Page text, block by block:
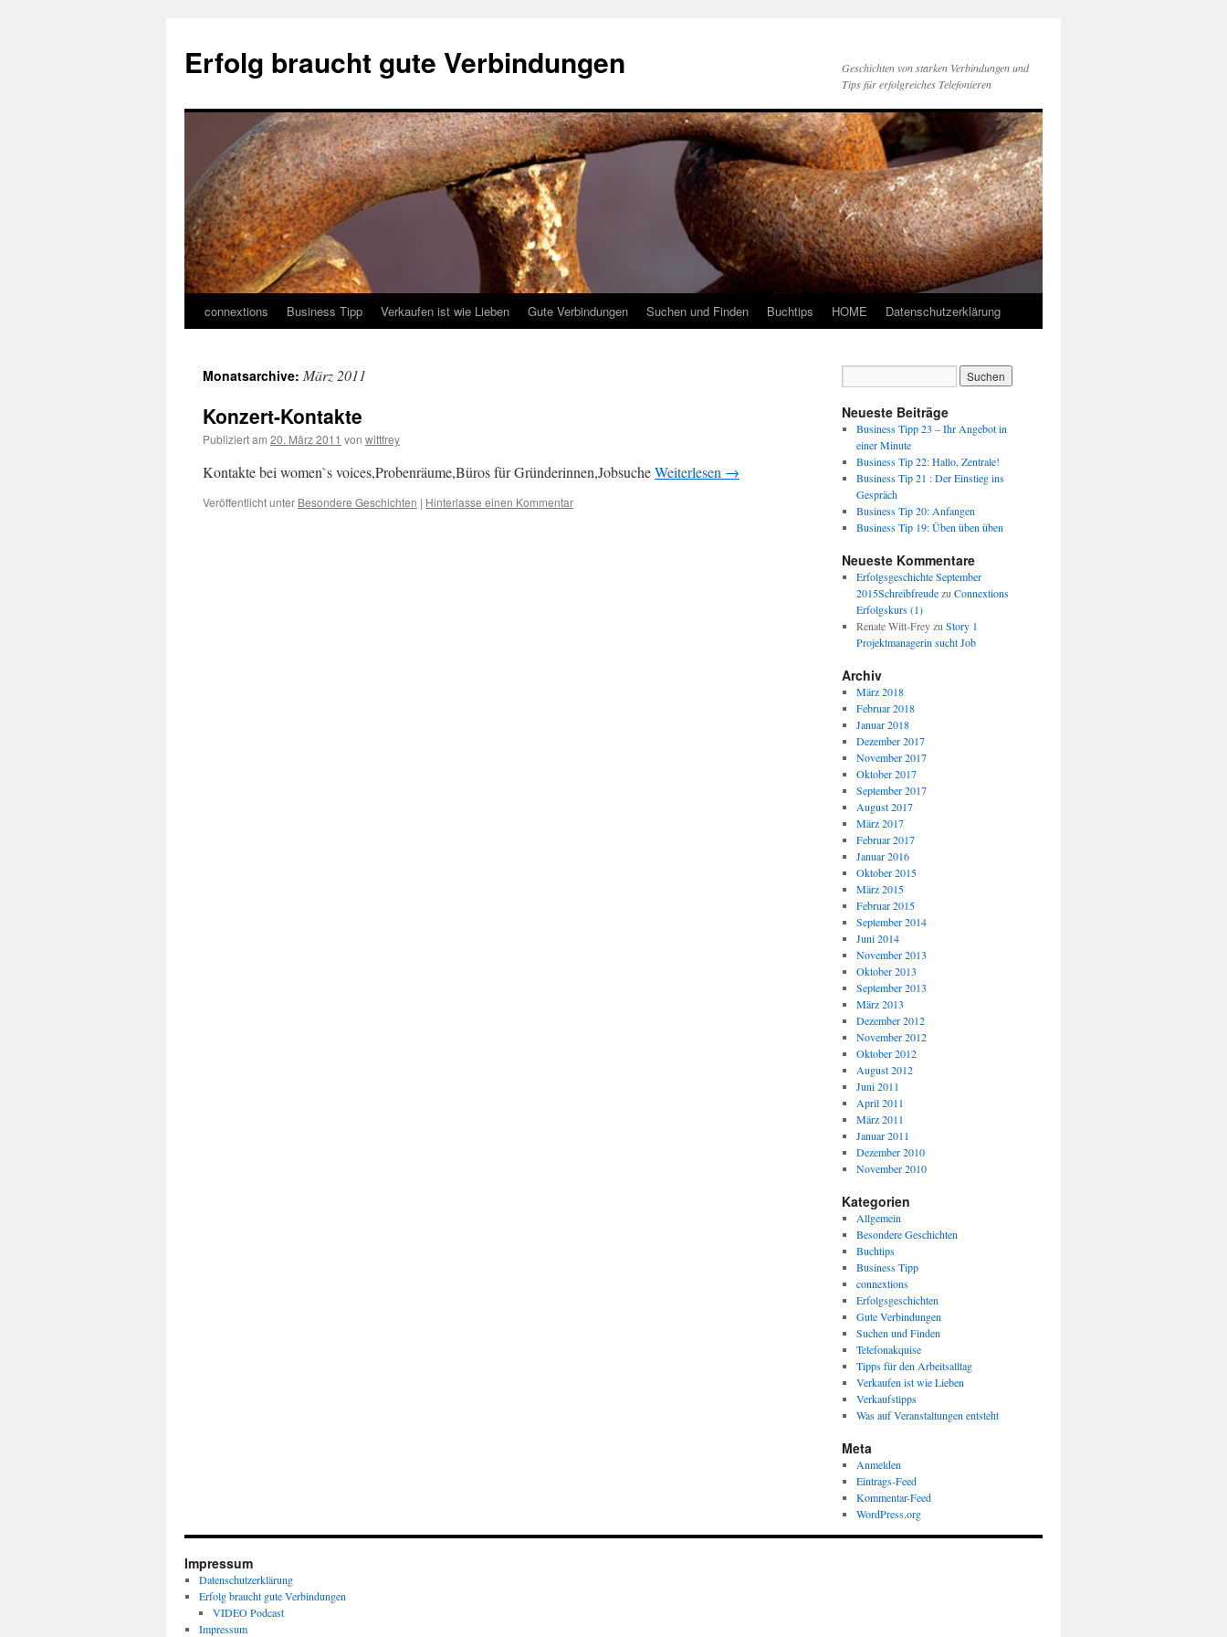
Erfolg braucht gute Verbindungen
Geschichten von starken Verbindungen und
Tips für erfolgreiches Telefonieren
Springe
Inhalt
connextions Business Tipp Verkaufen ist wie Lieben Gute Verbindungen Suchen und Finden Buchtips HOME Datenschutzerklärung
Monatsarchive: März 2011
Konzert-Kontakte
Publiziert am 20. März 2011 von wittfrey
Kontakte bei women`s voices,Probenräume,Büros für Gründerinnen,JobsucheWeiterlesen →
Veröffentlicht unter Besondere Geschichten | Hinterlasse einen Kommentar
Neueste Beiträge
Business Tipp 23 – Ihr Angebot in
einer Minute
Business Tip 22: Hallo, Zentrale!
Business Tip 21 : Der Einstieg ins
Gespräch
Business Tip 20: Anfangen
Business Tip 19: Üben üben üben
Neueste Kommentare
Erfolgsgeschichte September
2015Schreibfreudezu Connextions
Erfolgskurs (1)
Renate Witt-Freyzu Story 1
Projektmanagerin sucht Job
Archiv
März 2018
Februar 2018
Januar 2018
Dezember 2017
November 2017
Oktober 2017
September 2017
August 2017
März 2017
Februar 2017
Januar 2016
Oktober 2015
März 2015
Februar 2015
September 2014
Juni 2014
November 2013
Oktober 2013
September 2013
März 2013
Dezember 2012
November 2012
Oktober 2012
August 2012
Juni 2011
April 2011
März 2011
Januar 2011
Dezember 2010
November 2010
Kategorien
Allgemein
Besondere Geschichten
Buchtips
Business Tipp
connextions
Erfolgsgeschichten
Gute Verbindungen
Suchen und Finden
Telefonakquise
Tipps für den Arbeitsalltag
Verkaufen ist wie Lieben
Verkaufstipps
Was auf Veranstaltungen entsteht
Meta
Anmelden
Eintrags-Feed
Kommentar-Feed
WordPress.org
Impressum
Datenschutzerklärung
Erfolg braucht gute Verbindungen
VIDEO Podcast
Impressum